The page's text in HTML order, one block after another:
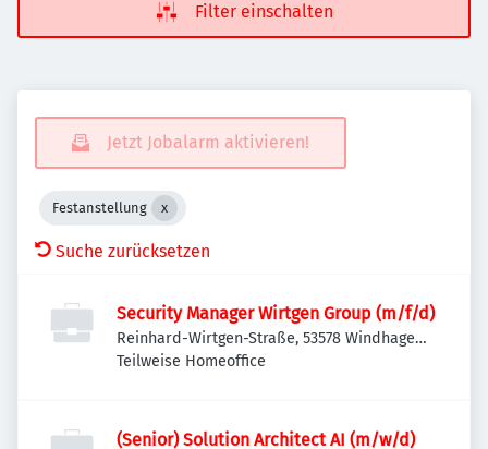
Filter einschalten
Jetzt Jobalarm aktivieren!
Festanstellung
Suche zurücksetzen
Security Manager Wirtgen Group (m/f/d)
Reinhard-Wirtgen-Straße, 53578 Windhagen,
Deutschland
Teilweise Homeoffice
(Senior) Solution Architect AI (m/w/d)